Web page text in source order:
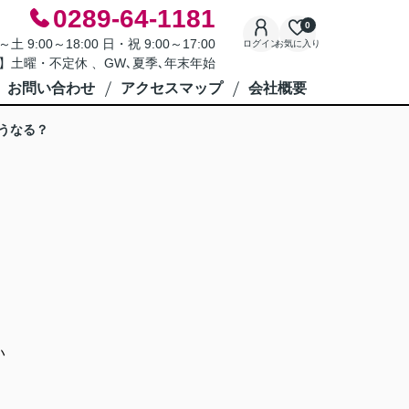
0289-64-1181
土 9:00～18:00 日・祝 9:00～17:00
土曜・不定休 、GW､夏季､年末年始
ログインお気に入り
0
お問い合わせ アクセスマップ 会社概要
なる？